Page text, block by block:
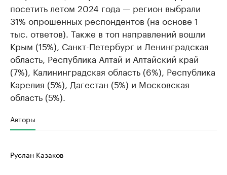
посетить летом 2024 года — регион выбрали
31% опрошенных респондентов (на основе 1
тыс. ответов). Также в топ направлений вошли
Крым (15%), Санкт-Петербург и Ленинградская
область, Республика Алтай и Алтайский край
(7%), Калининградская область (6%), Республика
Карелия (5%), Дагестан (5%) и Московская
область (5%).
Авторы
Руслан Казаков